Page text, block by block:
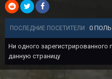
ПОСЛЕДНИЕ ПОСЕТИТЕЛИ 0
Ни одного
данную страницу